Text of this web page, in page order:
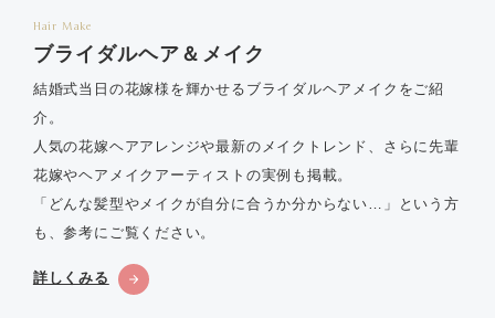
Hair Make
ブライダルヘア＆メイク
結婚式当日の花嫁様を輝かせるブライダルヘアメイクをご紹
介。
人気の花嫁ヘアアレンジや最新のメイクトレンド、さらに先輩
花嫁やヘアメイクアーティストの実例も掲載。
「どんな髪型やメイクが自分に合うか分からない…」という方
も、参考にご覧ください。
詳しくみる